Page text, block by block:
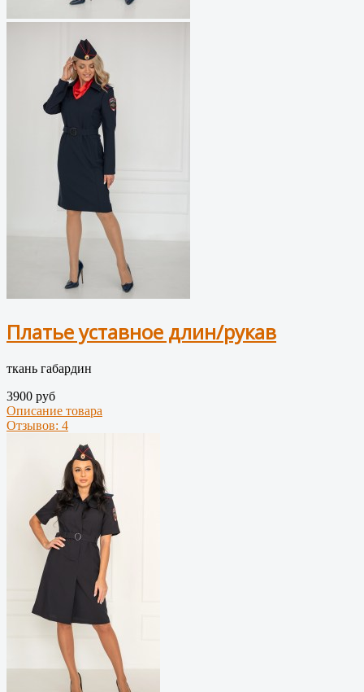
Платье уставное длин/рукав
ткань габардин
3900 руб
Описание товара
Отзывов: 4